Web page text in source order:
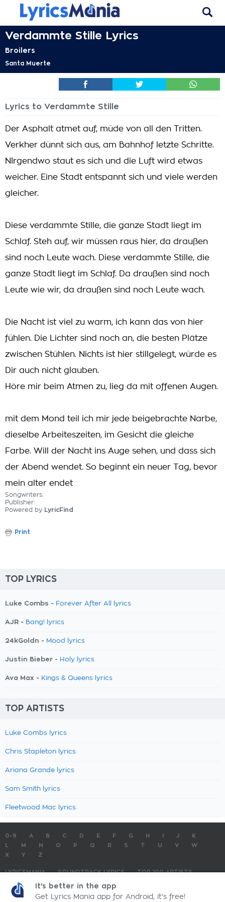
Verdammte Stille Lyrics
Broilers
Santa Muerte
Lyrics to Verdammte Stille
Der Asphalt atmet auf, müde von all den Tritten.
Verkher dünnt sich aus, am Bahnhof letzte Schritte.
NIrgendwo staut es sich und die Luft wird etwas
weicher. Eine Stadt entspannt sich und viele werden
gleicher.
Diese verdammte Stille, die ganze Stadt liegt im
Schlaf. Steh auf, wir müssen raus hier, da draußen
sind noch Leute wach. Diese verdammte Stille, die
ganze Stadt liegt im Schlaf. Da draußen sind noch
Leute wie wir, da draußen sind noch Leute wach.
Die Nacht ist viel zu warm, ich kann das von hier
fühlen. Die Lichter sind noch an, die besten Plätze
zwischen Stühlen. Nichts ist hier stillgelegt, würde es
Dir auch nicht glauben.
Höre mir beim Atmen zu, lieg da mit offenen Augen.
mit dem Mond teil ich mir jede beigebrachte Narbe,
dieselbe Arbeiteszeiten, im Gesicht die gleiche
Farbe. Will der Nacht ins Auge sehen, und dass sich
der Abend wendet. So beginnt ein neuer Tag, bevor
mein alter endet
Songwriters:
Publisher:
Powered by LyricFind
Print
TOP LYRICS
Luke Combs - Forever After All lyrics
AJR - Bang! lyrics
24kGoldn - Mood lyrics
Justin Bieber - Holy lyrics
Ava Max - Kings & Queens lyrics
TOP ARTISTS
Luke Combs lyrics
Chris Stapleton lyrics
Ariana Grande lyrics
Sam Smith lyrics
Fleetwood Mac lyrics
0-9 A B C D E F G H J
K
M N O P Q R S T U V
W
X
Y Z
LYRICSMANIA SOUNDTRACK LYRICS
TOP 100 ARTISTS
TOP 100 LYRICS
LyricsMania.com - Copyright © 2026 - All Rights ReservedPrivacy Policy
It's better in the app
Get Lyrics Mania app for Android, it's free!